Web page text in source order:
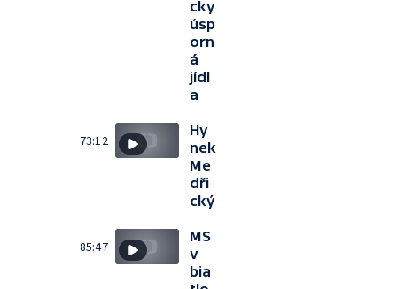
cky
úsp
orn
á
jídl
a
73:12
Hy
nek
Me
dři
cký
85:47
MS
v
bia